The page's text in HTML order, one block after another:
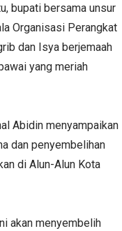
bupati bersama unsur
Organisasi Perangkat
dan Isya berjemaah
yang meriah
Abidin menyampaikan
dan penyembelihan
di Alun-Alun Kota
akan menyembelih